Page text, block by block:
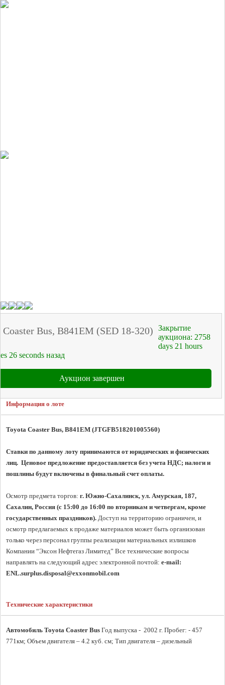
Coaster Bus, B841ЕМ (SED 18-320)
Закрытие
аукциона: 2758
days 21 hours
26 seconds назад
Аукцион завершен
Информация о лоте
Toyota Coaster Bus, B841ЕМ (JTGFB518201005560)
Ставки по данному лоту принимаются от юридических и физических
лиц.  Ценовое предложение предоставляется без учета НДС; налоги и
пошлины будут включены в финальный счет оплаты.
Осмотр предмета торгов: г. Южно-Сахалинск, ул. Амурская, 187,
Сахалин, Россия (с 15:00 до 16:00 по вторникам и четвергам, кроме
государственных праздников). Доступ на территорию ограничен, и
осмотр предлагаемых к продаже материалов может быть организован
только через персонал группы реализации материальных излишков
Компании “Эксон Нефтегаз Лимитед” Все технические вопросы
направлять на следующий адрес электронной почтой: e-mail:
ENL.surplus.disposal@exxonmobil.com
Технические характеристики
Автомобиль Toyota Coaster Bus Год выпуска -  2002 г. Пробег: - 457
771км; Объем двигателя – 4.2 куб. см; Тип двигателя – дизельный